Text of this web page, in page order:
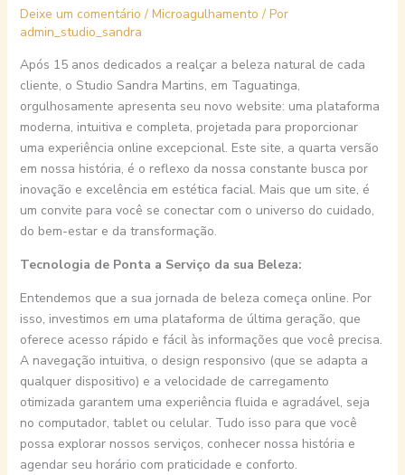
Deixe um comentário / Microagulhamento / Por
admin_studio_sandra
Após 15 anos dedicados a realçar a beleza natural de cada
cliente, o Studio Sandra Martins, em Taguatinga,
orgulhosamente apresenta seu novo website: uma plataforma
moderna, intuitiva e completa, projetada para proporcionar
uma experiência online excepcional. Este site, a quarta versão
em nossa história, é o reflexo da nossa constante busca por
inovação e excelência em estética facial. Mais que um site, é
um convite para você se conectar com o universo do cuidado,
do bem-estar e da transformação.
Tecnologia de Ponta a Serviço da sua Beleza:
Entendemos que a sua jornada de beleza começa online. Por
isso, investimos em uma plataforma de última geração, que
oferece acesso rápido e fácil às informações que você precisa.
A navegação intuitiva, o design responsivo (que se adapta a
qualquer dispositivo) e a velocidade de carregamento
otimizada garantem uma experiência fluida e agradável, seja
no computador, tablet ou celular. Tudo isso para que você
possa explorar nossos serviços, conhecer nossa história e
agendar seu horário com praticidade e conforto.